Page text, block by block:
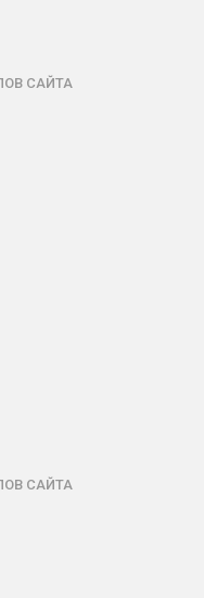
САЙТА
САЙТА